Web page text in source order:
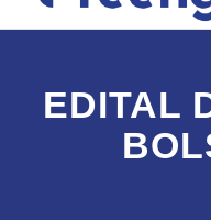
EDITAL